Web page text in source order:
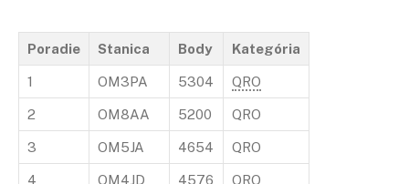
Poradie Stanica Body Kategória
1 OM3PA 5304 QRO
2 OM8AA 5200 QRO
3 OM5JA 4654 QRO
4 OM4JD 4576 QRO